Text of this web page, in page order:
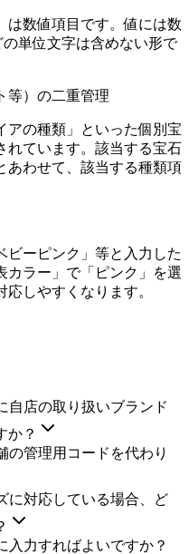
は数値項目です。値には数
単位文字は含めない形で
等）の二重管理
アの種類」といった個別宝
れています。該当する宝石
あわせて、該当する種類項
ビーピンク」等と入力した
カラー」で「ピンク」を選
しやすくなります。
自店の取り扱いブランド
か？
の管理用コードを代わり
に対応している場合、ど
入力すればよいですか？